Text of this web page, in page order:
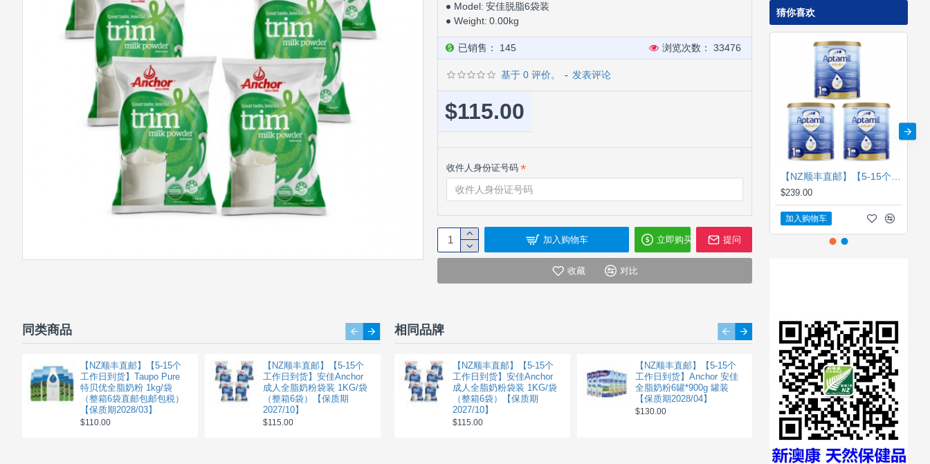
测试
-------------------------------------------------------------------------------------
-------------------------------------------------------------------------------------
Model: 安佳脱脂6袋装
Weight: 0.00kg
已销售： 145 浏览次数： 33476
基于 0 评价。 - 发表评论
$115.00
收件人身份证号码
加入购物车 立即购买 提问
收藏 对比
同类商品
【NZ顺丰直邮】【5-15个
工作日到货】Taupo Pure
特贝优全脂奶粉 1kg/袋
（整箱6袋直邮包邮包税）
【保质期2028/03】
$110.00
【NZ顺丰直邮】【5-15个
工作日到货】安佳Anchor
成人全脂奶粉袋装 1KG/袋
（整箱6袋）【保质期
2027/10】
$115.00
Healtheries 贺寿利 成人
100%纯山羊奶粉 450g 补
钙养胃 【保质期2028/04】
$23.90 $34.30
Ensure 雅培大安素营养奶
粉-香草味 [气柱打包] 850克
【保质期2027/03】
$56.00 $70.60
相同品牌
【NZ顺丰直邮】【5-15个
工作日到货】安佳Anchor
成人全脂奶粉袋装 1KG/袋
（整箱6袋）【保质期
2027/10】
$115.00
【NZ顺丰直邮】【5-15个
工作日到货】Anchor 安佳
全脂奶粉6罐*900g 罐装
【保质期2028/04】
$130.00
【NZ顺丰直邮】【5-15个
工作日到货】Anchor 安佳
Digestion Support 800g 膳
食纤维肠道益生菌奶粉【一
箱6袋】【保质期2027/09】
$145.00
猜你喜欢
$239.00
加入购物车